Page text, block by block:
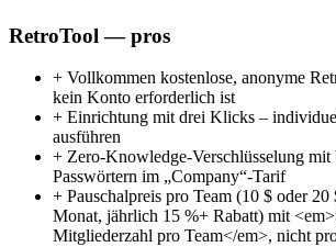
RetroTool — pros
+ Vollkommen kostenlose, anonyme
kein Konto erforderlich ist
+ Einrichtung mit drei Klicks –
ausführen
+ Zero-Knowledge-Verschlüsselung mit
Passwörtern im „Company“-Tarif
+ Pauschalpreis pro Team (10 $ oder 20
Monat, jährlich 15 %+ Rabatt) mit
Mitgliederzahl pro Team</em>, nicht